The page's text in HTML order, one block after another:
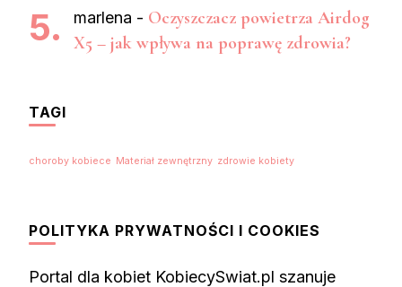
marlena - Oczyszczacz powietrza Airdog
X5 – jak wpływa na poprawę zdrowia?
TAGI
choroby kobiece Materiał zewnętrzny zdrowie kobiety
POLITYKA PRYWATNOŚCI I COOKIES
Portal dla kobiet KobiecySwiat.pl szanuje